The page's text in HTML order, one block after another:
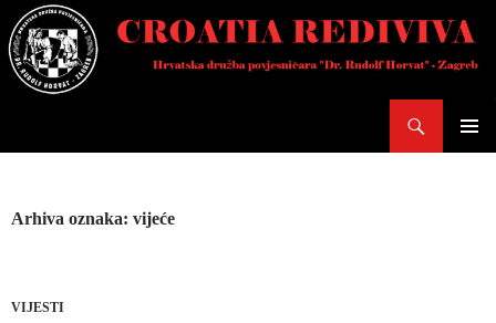
Skoči
do
sadržaja
Arhiva oznaka: vijeće
VIJESTI